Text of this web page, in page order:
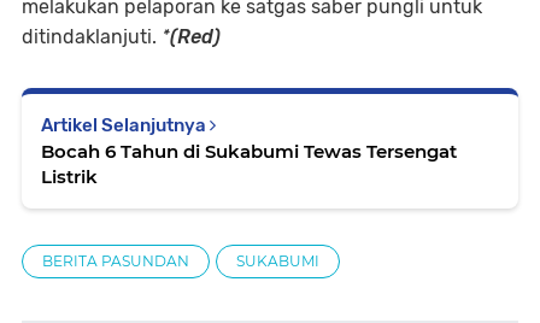
melakukan pelaporan ke satgas saber pungli untuk
ditindaklanjuti. *(Red)
Artikel Selanjutnya
Bocah 6 Tahun di Sukabumi Tewas Tersengat
Listrik
BERITA PASUNDAN SUKABUMI